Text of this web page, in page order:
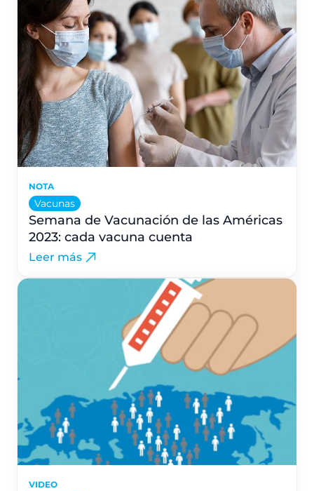
NOTA
Vacunas
Semana de Vacunación de las Américas
2023: cada vacuna cuenta
Leer más
VIDEO